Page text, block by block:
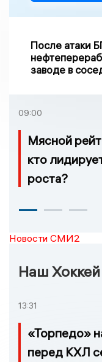
После атаки
заводе в
возгорание
09:00
Мясной
кто
роста?
Новости СМИ2
Наш Хоккей
13:31
«Торпедо»
перед КХЛ